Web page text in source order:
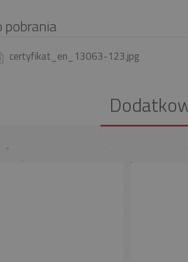
pobrania
certyfikat_en_13063-123.jpg